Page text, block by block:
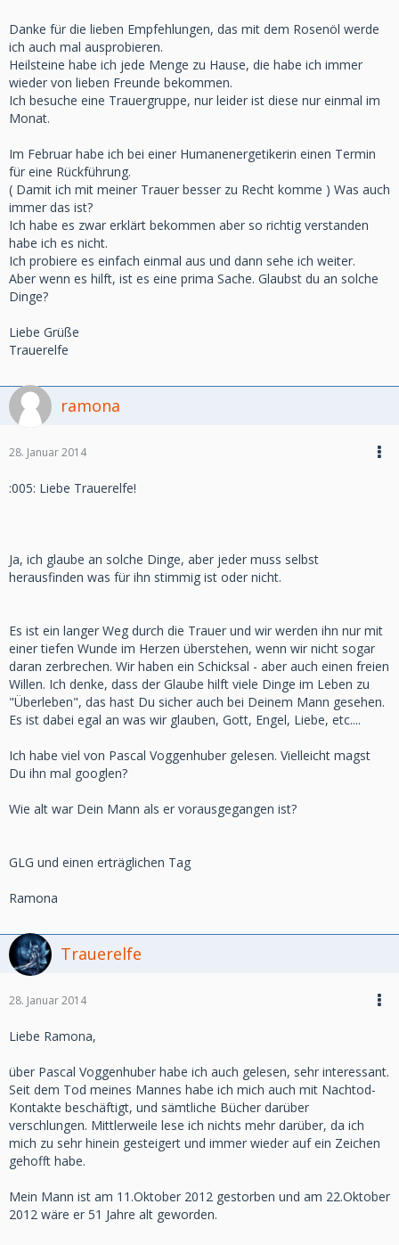
Danke für die lieben Empfehlungen, das mit dem Rosenöl werde
ich auch mal ausprobieren.
Heilsteine habe ich jede Menge zu Hause, die habe ich immer
wieder von lieben Freunde bekommen.
Ich besuche eine Trauergruppe, nur leider ist diese nur einmal im
Monat.
Im Februar habe ich bei einer Humanenergetikerin einen Termin
für eine Rückführung.
( Damit ich mit meiner Trauer besser zu Recht komme ) Was auch
immer das ist?
Ich habe es zwar erklärt bekommen aber so richtig verstanden
habe ich es nicht.
Ich probiere es einfach einmal aus und dann sehe ich weiter.
Aber wenn es hilft, ist es eine prima Sache. Glaubst du an solche
Dinge?
Liebe Grüße
Trauerelfe
ramona
28. Januar 2014
:005: Liebe Trauerelfe!
Ja, ich glaube an solche Dinge, aber jeder muss selbst
herausfinden was für ihn stimmig ist oder nicht.
Es ist ein langer Weg durch die Trauer und wir werden ihn nur mit
einer tiefen Wunde im Herzen überstehen, wenn wir nicht sogar
daran zerbrechen. Wir haben ein Schicksal - aber auch einen freien
Willen. Ich denke, dass der Glaube hilft viele Dinge im Leben zu
"Überleben", das hast Du sicher auch bei Deinem Mann gesehen.
Es ist dabei egal an was wir glauben, Gott, Engel, Liebe, etc....
Ich habe viel von Pascal Voggenhuber gelesen. Vielleicht magst
Du ihn mal googlen?
Wie alt war Dein Mann als er vorausgegangen ist?
GLG und einen erträglichen Tag
Ramona
Trauerelfe
28. Januar 2014
Liebe Ramona,
über Pascal Voggenhuber habe ich auch gelesen, sehr interessant.
Seit dem Tod meines Mannes habe ich mich auch mit Nachtod-
Kontakte beschäftigt, und sämtliche Bücher darüber
verschlungen. Mittlerweile lese ich nichts mehr darüber, da ich
mich zu sehr hinein gesteigert und immer wieder auf ein Zeichen
gehofft habe.
Mein Mann ist am 11.Oktober 2012 gestorben und am 22.Oktober
2012 wäre er 51 Jahre alt geworden.